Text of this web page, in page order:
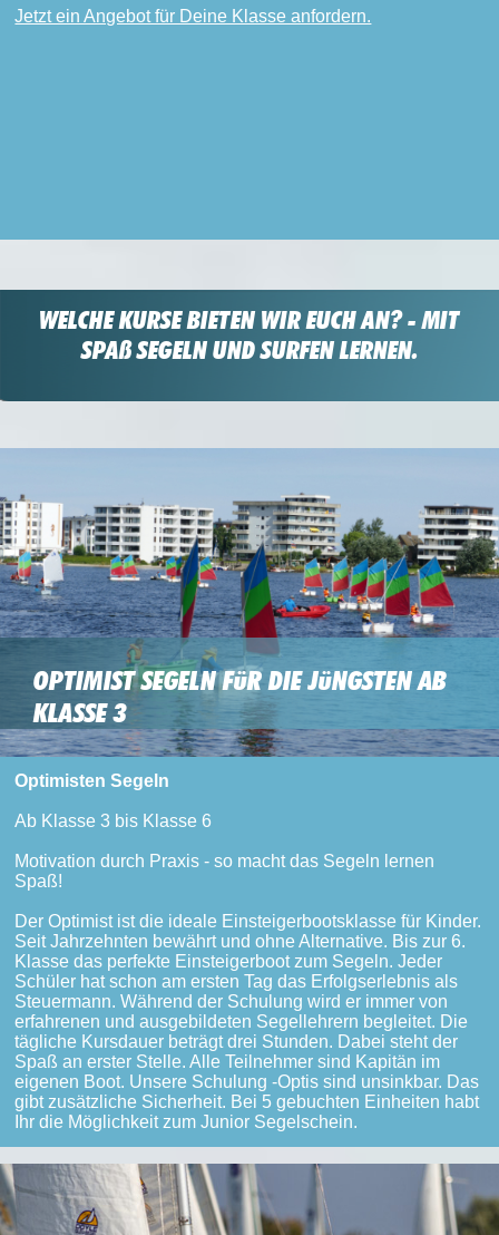
Jetzt ein Angebot für Deine Klasse anfordern.
WELCHE KURSE BIETEN WIR EUCH AN? - MIT
SPAß SEGELN UND SURFEN LERNEN.
OPTIMIST SEGELN FüR DIE JüNGSTEN AB
KLASSE 3
Optimisten Segeln
Ab Klasse 3 bis Klasse 6
Motivation durch Praxis - so macht das Segeln lernen
Spaß!
Der Optimist ist die ideale Einsteigerbootsklasse für Kinder.
Seit Jahrzehnten bewährt und ohne Alternative. Bis zur 6.
Klasse das perfekte Einsteigerboot zum Segeln. Jeder
Schüler hat schon am ersten Tag das Erfolgserlebnis als
Steuermann. Während der Schulung wird er immer von
erfahrenen und ausgebildeten Segellehrern begleitet. Die
tägliche Kursdauer beträgt drei Stunden. Dabei steht der
Spaß an erster Stelle. Alle Teilnehmer sind Kapitän im
eigenen Boot. Unsere Schulung -Optis sind unsinkbar. Das
gibt zusätzliche Sicherheit. Bei 5 gebuchten Einheiten habt
Ihr die Möglichkeit zum Junior Segelschein.